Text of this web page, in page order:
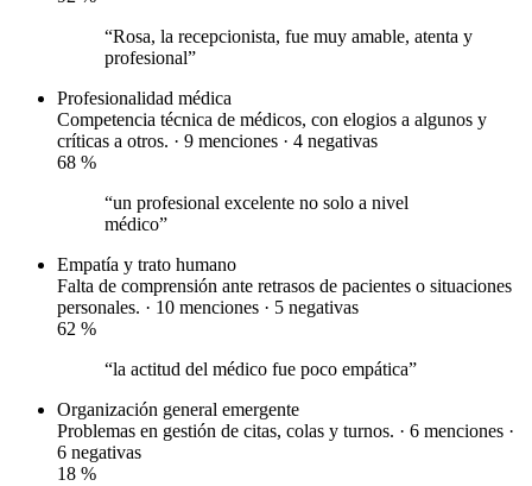
“Rosa, la recepcionista, fue muy amable, atenta y
profesional”
Profesionalidad médica
Competencia técnica de médicos, con elogios a algunos y
críticas a otros. · 9 menciones · 4 negativas
68 %
“un profesional excelente no solo a nivel
médico”
Empatía y trato humano
Falta de comprensión ante retrasos de pacientes o situaciones
personales. · 10 menciones · 5 negativas
62 %
“la actitud del médico fue poco empática”
Organización general emergente
Problemas en gestión de citas, colas y turnos. · 6 menciones ·
6 negativas
18 %